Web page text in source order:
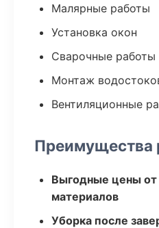
Малярные работы
Установка окон
Сварочные работы
Монтаж
Вентиляционные
Преимущества
Выгодные цены от
материалов
Уборка после